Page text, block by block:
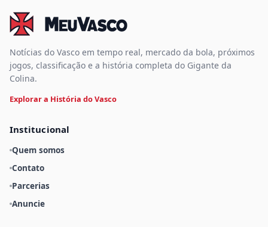
Notícias do Vasco em tempo real, mercado da bola, próximos
jogos, classificação e a história completa do Gigante da
Colina.
Explorar a História do Vasco
Institucional
Quem somos
Contato
Parcerias
Anuncie